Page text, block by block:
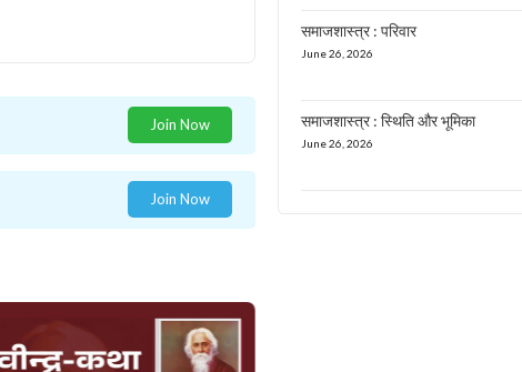
Join Now
Join Now
समाजशास्त्र : परिवार
June 26, 2026
समाजशास्त्र : स्थिति और भूमिका
June 26, 2026